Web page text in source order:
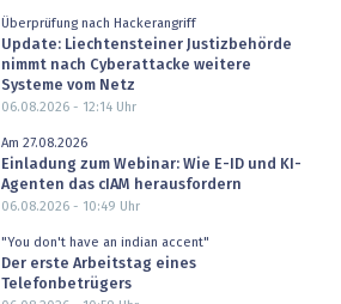
Überprüfung nach Hackerangriff
Update: Liechtensteiner Justizbehörde
nimmt nach Cyberattacke weitere
Systeme vom Netz
06.08.2026 - 12:14Uhr
Am 27.08.2026
Einladung zum Webinar: Wie E-ID und KI-
Agenten das cIAM herausfordern
06.08.2026 - 10:49 Uhr
"You don't have an indian accent"
Der erste Arbeitstag eines
Telefonbetrügers